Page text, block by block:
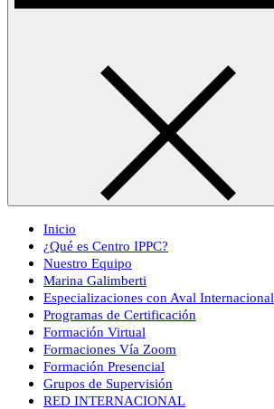
Inicio
¿Qué es Centro IPPC?
Nuestro Equipo
Marina Galimberti
Especializaciones con Aval Internacional
Programas de Certificación
Formación Virtual
Formaciones Vía Zoom
Formación Presencial
Grupos de Supervisión
RED INTERNACIONAL